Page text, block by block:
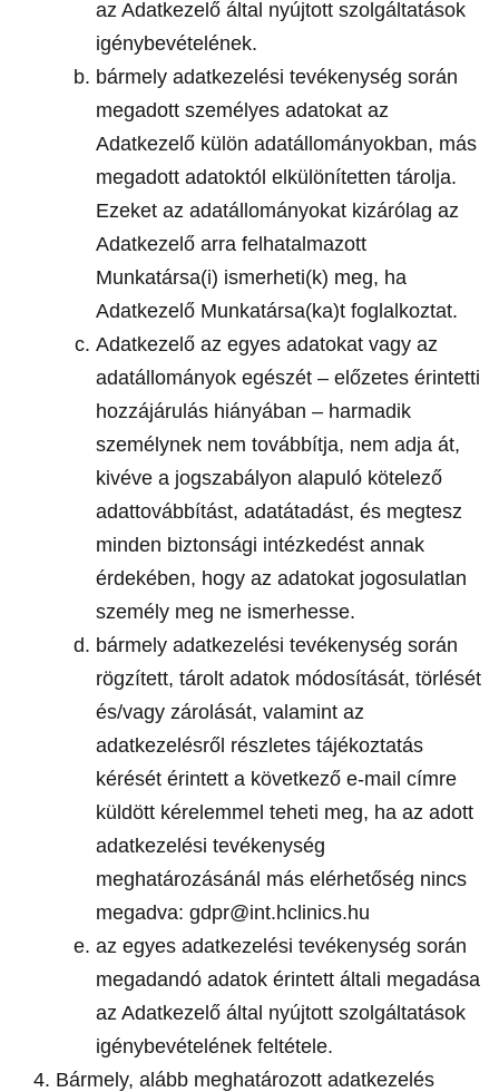
az Adatkezelő által nyújtott szolgáltatások
igénybevételének.
bármely adatkezelési tevékenység során
megadott személyes adatokat az
Adatkezelő külön adatállományokban, más
megadott adatoktól elkülönítetten tárolja.
Ezeket az adatállományokat kizárólag az
Adatkezelő arra felhatalmazott
Munkatársa(i) ismerheti(k) meg, ha
Adatkezelő Munkatársa(ka)t foglalkoztat.
Adatkezelő az egyes adatokat vagy az
adatállományok egészét – előzetes érintetti
hozzájárulás hiányában – harmadik
személynek nem továbbítja, nem adja át,
kivéve a jogszabályon alapuló kötelező
adattovábbítást, adatátadást, és megtesz
minden biztonsági intézkedést annak
érdekében, hogy az adatokat jogosulatlan
személy meg ne ismerhesse.
bármely adatkezelési tevékenység során
rögzített, tárolt adatok módosítását, törlését
és/vagy zárolását, valamint az
adatkezelésről részletes tájékoztatás
kérését érintett a következő e-mail címre
küldött kérelemmel teheti meg, ha az adott
adatkezelési tevékenység
meghatározásánál más elérhetőség nincs
megadva: gdpr@int.hclinics.hu
az egyes adatkezelési tevékenység során
megadandó adatok érintett általi megadása
az Adatkezelő által nyújtott szolgáltatások
igénybevételének feltétele.
Bármely, alább meghatározott adatkezelés